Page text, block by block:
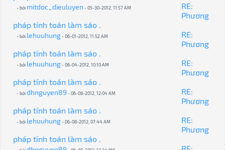
- bởi mitdoc_dieuluyen - 05-30-2012, 11:57 AM
RE:
Phương
pháp tính toán làm sáo .
- bởi lehuuhung- 06-01-2012, 11:52 AM
RE:
Phương
pháp tính toán làm sáo .
- bởi lehuuhung- 06-04-2012, 10:10 AM
RE:
Phương
pháp tính toán làm sáo .
- bởidhnguyen89 - 06-08-2012, 12:04 AM
RE:
Phương
pháp tính toán làm sáo .
- bởi lehuuhung- 06-08-2012, 07:44 AM
RE:
Phương
pháp tính toán làm sáo .